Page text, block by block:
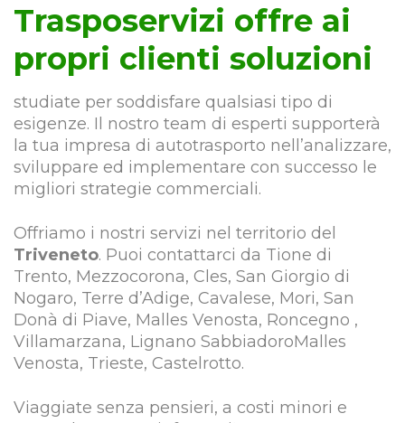
Trasposervizi offre ai
propri clienti soluzioni
studiate per soddisfare qualsiasi tipo di
esigenze. Il nostro team di esperti supporterà
la tua impresa di autotrasporto nell’analizzare,
sviluppare ed implementare con successo le
migliori strategie commerciali.
Offriamo i nostri servizi nel territorio del
Triveneto. Puoi contattarci da Tione di
Trento, Mezzocorona, Cles, San Giorgio di
Nogaro, Terre d’Adige, Cavalese, Mori, San
Donà di Piave, Malles Venosta, Roncegno ,
Villamarzana, Lignano SabbiadoroMalles
Venosta, Trieste, Castelrotto.
Viaggiate senza pensieri, a costi minori e